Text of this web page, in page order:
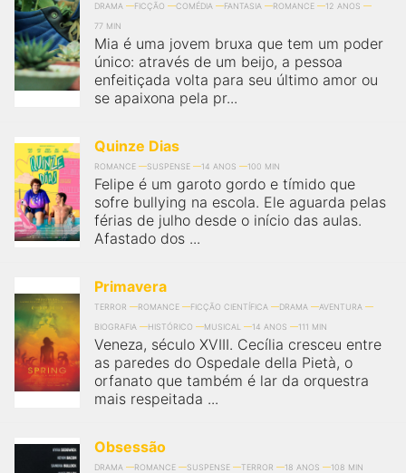
DRAMA FICÇÃO COMÉDIA FANTASIA ROMANCE
12 ANOS
77 MIN
Mia é uma jovem bruxa que tem um poder
único: através de um beijo, a pessoa
enfeitiçada volta para seu último amor ou
se apaixona pela pr...
Quinze Dias
ROMANCE SUSPENSE 14 ANOS 100 MIN
Felipe é um garoto gordo e tímido que
sofre bullying na escola. Ele aguarda pelas
férias de julho desde o início das aulas.
Afastado dos ...
Primavera
TERROR ROMANCE FICÇÃO CIENTÍFICA DRAMA
AVENTURA
BIOGRAFIA
HISTÓRICO MUSICAL 14 ANOS 111 MIN
Veneza, século XVIII. Cecília cresceu entre
as paredes do Ospedale della Pietà, o
orfanato que também é lar da orquestra
mais respeitada ...
Obsessão
DRAMA ROMANCE SUSPENSE TERROR 18 ANOS 108 MIN